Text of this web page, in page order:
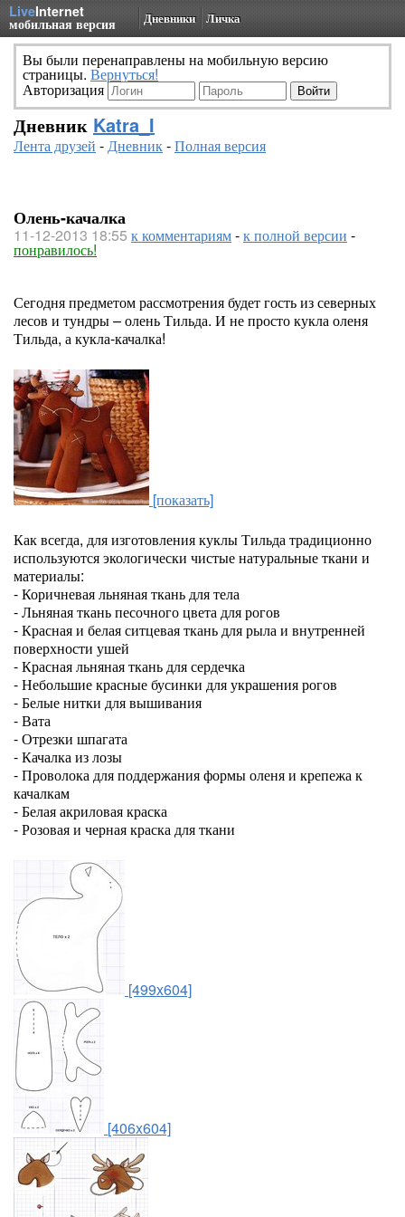
LiveInternet
мобильная версия Дневники Личка
Вы были перенаправлены на мобильную версию
страницы. Вернуться!
Авторизация
Дневник Katra_I
Лента друзей -Дневник-Полная версия
Олень-качалка
11-12-2013 18:55 к комментариям-к полной версии -
понравилось!
Сегодня предметом рассмотрения будет гость из северных
лесов и тундры – олень Тильда. И не просто кукла оленя
Тильда, а кукла-качалка!
[показать]
Как всегда, для изготовления куклы Тильда традиционно
используются экологически чистые натуральные ткани и
материалы:
- Коричневая льняная ткань для тела
- Льняная ткань песочного цвета для рогов
- Красная и белая ситцевая ткань для рыла и внутренней
поверхности ушей
- Красная льняная ткань для сердечка
- Небольшие красные бусинки для украшения рогов
- Белые нитки для вышивания
- Вата
- Отрезки шпагата
- Качалка из лозы
- Проволока для поддержания формы оленя и крепежа к
качалкам
- Белая акриловая краска
- Розовая и черная краска для ткани
[499x604]
[406x604]